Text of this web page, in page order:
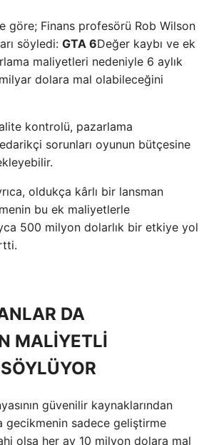
göre; Finans profesörü Rob Wilson
söyledi: GTA 6Değer kaybı ve ek
maliyetleri nedeniyle 6 aylık
dolara mal olabileceğini
kontrolü, pazarlama
sorunları oyunun bütçesine
oldukça kârlı bir lansman
bu ek maliyetlerle
500 milyon dolarlık bir etkiye yol
DA
MALİYETLİ
güvenilir kaynaklarından
gecikmenin sadece geliştirme
olsa her ay 10 milyon dolara mal